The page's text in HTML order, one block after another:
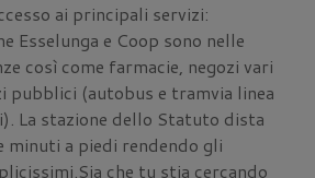
ai principali servizi:
Esselunga e Coop sono nelle
così come farmacie, negozi vari
pubblici (autobus e tramvia linea
La stazione dello Statuto dista
minuti a piedi rendendo gli
che tu stia cercando